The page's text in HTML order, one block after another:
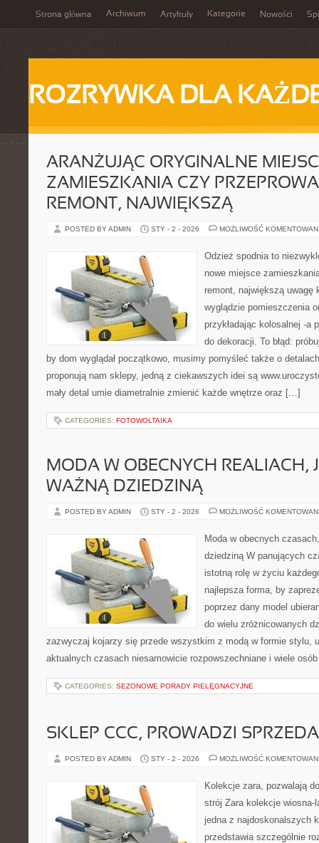
Strona główna Archiwum Artykuły Kategorie Nowości
ROZRYWKA DLA
ARANŻUJĄC ORYGINALNE
ZAMIESZKANIA CZY
REMONT, NAJWIĘKSZĄ
POSTED BY ADMIN STY - 2 - 2026 MOŻLIWOŚĆ
Odzież spodnia to
nowe miejsce
remont, największą uwagę
wyglądzie pomieszczenia
przykładając kolosalnej -a
do dekoracji. To błąd:
by dom wyglądał początkowo, musimy pomyśleć także o
proponują nam sklepy, jedną z ciekawszych idei są
mały detal umie diametralnie zmienić każde wnętrze oraz […]
CATEGORIES: FOTOWOLTAIKA
MODA W OBECNYCH REALIACH,
WAŻNĄ DZIEDZINĄ
POSTED BY ADMIN STY - 2 - 2026 MOŻLIWOŚĆ
Moda w obecnych
dziedziną W panujących
istotną rolę w życiu
najlepsza forma, by
poprzez dany model
do wielu zróżnicowanych
zazwyczaj kojarzy się przede wszystkim z modą w formie stylu,
aktualnych czasach niesamowicie rozpowszechniane i wiele
CATEGORIES: SEZONOWE PORADY PIELĘGNACYJNE
SKLEP CCC, PROWADZI
POSTED BY ADMIN STY - 2 - 2026 MOŻLIWOŚĆ
Kolekcje zara, pozwalają
strój Zara kolekcje wiosna-
jedna z najdoskonalszych
przedstawia szczególnie